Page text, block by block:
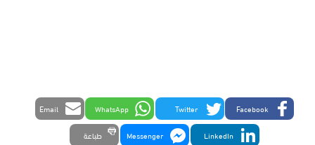
Facebook
Twitter
WhatsApp
Email
LinkedIn
Messenger طباعة